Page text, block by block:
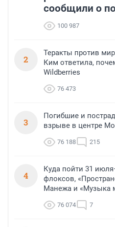
сообщили о
100 987
2
Теракты против
Ким ответила,
Wildberries
76 473
3
Погибшие и
взрыве в центре
76 188 215
4
Куда пойти 31
флоксов,
Манежа и «Музыка
76 074 7